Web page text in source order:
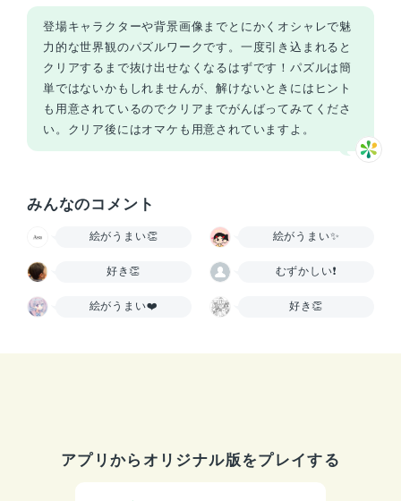
登場キャラクターや背景画像までとにかくオシャレで魅
力的な世界観のパズルワークです。一度引き込まれると
クリアするまで抜け出せなくなるはずです！パズルは簡
単ではないかもしれませんが、解けないときにはヒント
も用意されているのでクリアまでがんばってみてくださ
い。クリア後にはオマケも用意されていますよ。
みんなのコメント
絵がうまい👏 絵がうまい✨
好き👏 むずかしい❗
絵がうまい❤️ 好き👏
アプリからオリジナル版をプレイする